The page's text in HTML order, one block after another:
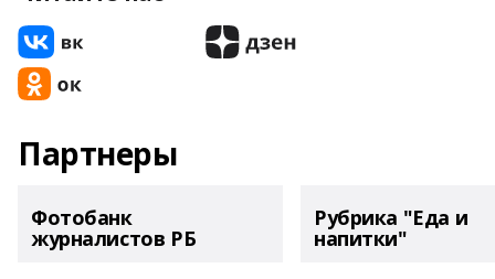
Партнеры
Фотобанк
журналистов РБ
Рубрика "Еда и
напитки"